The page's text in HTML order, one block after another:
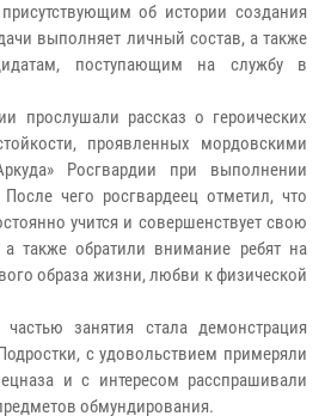
об истории создания
выполняет личный состав, а также
поступающим на службу в
прослушали рассказ о героических
проявленных мордовскими
Росгвардии при выполнении
чего росгвардеец отметил, что
учится и совершенствует свою
а также обратили внимание ребят на
образа жизни, любви к физической
занятия стала демонстрация
с удовольствием примеряли
и с интересом расспрашивали
обмундирования.